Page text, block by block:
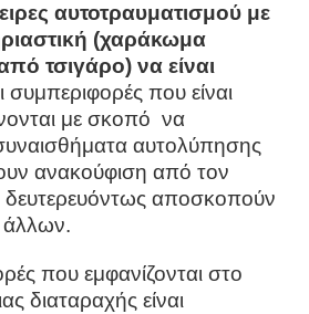
αυτοτραυματισμού με
(χαράκωμα
τσιγάρο) να είναι
συμπεριφορές που είναι
με σκοπό να
αυτολύπησης
ανακούφιση από τον
αποσκοπούν
άλλων.
που εμφανίζονται στο
διαταραχής είναι